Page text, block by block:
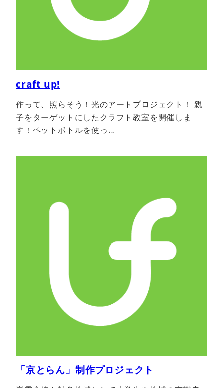
craft up!
作って、照らそう！光のアートプロジェクト！ 親
子をターゲットにしたクラフト教室を開催しま
す！ペットボトルを使っ…
「京とらん」制作プロジェクト